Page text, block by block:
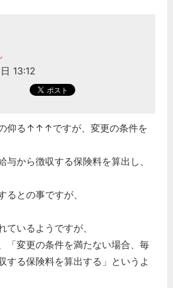
13:12
仰る↑↑↑ですが、変更の条件を
与から徴収する保険料を算出し、
るとの事ですが、
ているようですが、
「変更の条件を満たない場合、毎
する保険料を算出する」というよ